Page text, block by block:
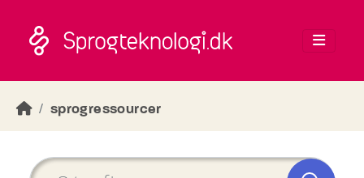
sprogressourcer